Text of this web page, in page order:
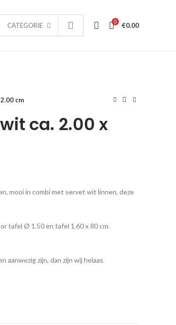
CATEGORIE 0 €0.00
cm
ca. 2.00 x
mooi in combi met servet wit linnen, deze
tafel Ø 1.50 en tafel 1.60 x 80 cm.
aanwezig zijn, dan zijn wij helaas